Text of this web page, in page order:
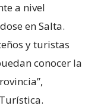
a nivel
en Salta.
y turistas
conocer la